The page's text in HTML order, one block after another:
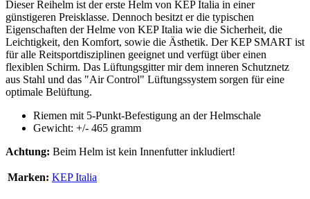
Dieser Reihelm ist der erste Helm von KEP Italia in einer
günstigeren Preisklasse. Dennoch besitzt er die typischen
Eigenschaften der Helme von KEP Italia wie die Sicherheit, die
Leichtigkeit, den Komfort, sowie die Ästhetik. Der KEP SMART ist
für alle Reitsportdisziplinen geeignet und verfügt über einen
flexiblen Schirm. Das Lüftungsgitter mir dem inneren Schutznetz
aus Stahl und das "Air Control" Lüftungssystem sorgen für eine
optimale Belüftung.
Riemen mit 5-Punkt-Befestigung an der Helmschale
Gewicht: +/- 465 gramm
Achtung: Beim Helm ist kein Innenfutter inkludiert!
Marken: KEP Italia